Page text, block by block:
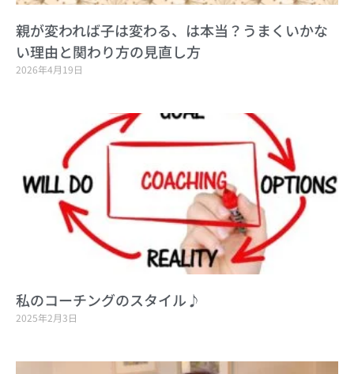
親が変われば子は変わる、は本当？うまくいかな
い理由と関わり方の見直し方
2026年4月19日
私のコーチングのスタイル♪
2025年2月3日